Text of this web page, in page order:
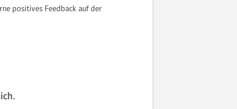
positives Feedback auf der